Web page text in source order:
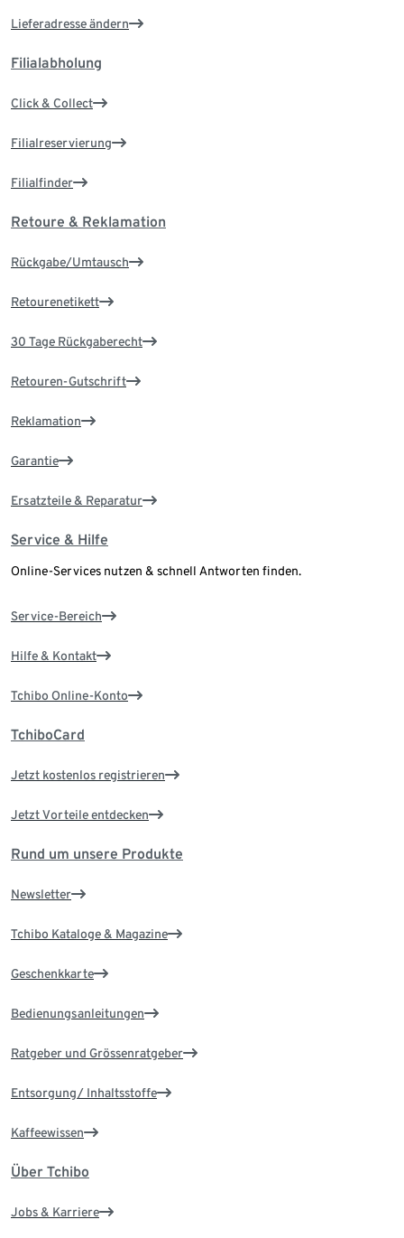
Lieferadresse ändern
Filialabholung
Click & Collect
Filialreservierung
Filialfinder
Retoure & Reklamation
Rückgabe/Umtausch
Retourenetikett
30 Tage Rückgaberecht
Retouren-Gutschrift
Reklamation
Garantie
Ersatzteile & Reparatur
Service & Hilfe
Online-Services nutzen & schnell Antworten finden.
Service-Bereich
Hilfe & Kontakt
Tchibo Online-Konto
TchiboCard
Jetzt kostenlos registrieren
Jetzt Vorteile entdecken
Rund um unsere Produkte
Newsletter
Tchibo Kataloge & Magazine
Geschenkkarte
Bedienungsanleitungen
Ratgeber und Grössenratgeber
Entsorgung/ Inhaltsstoffe
Kaffeewissen
Über Tchibo
Jobs & Karriere